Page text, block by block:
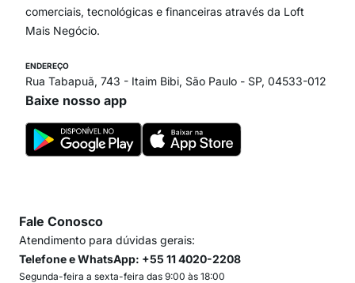
comerciais, tecnológicas e financeiras através da Loft
Mais Negócio.
ENDEREÇO
Rua Tabapuã, 743 - Itaim Bibi, São Paulo - SP, 04533-012
Baixe nosso app
Fale Conosco
Atendimento para dúvidas gerais:
Telefone e WhatsApp: +55 11 4020-2208
Segunda-feira a sexta-feira das 9:00 às 18:00